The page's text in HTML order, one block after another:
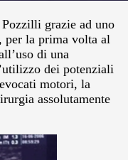
grazie ad uno
per la prima volta al
di una
dei potenziali
motori, la
assolutamente